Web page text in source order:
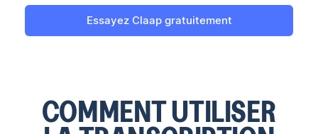
Essayez Claap gratuitement
COMMENT UTILISER